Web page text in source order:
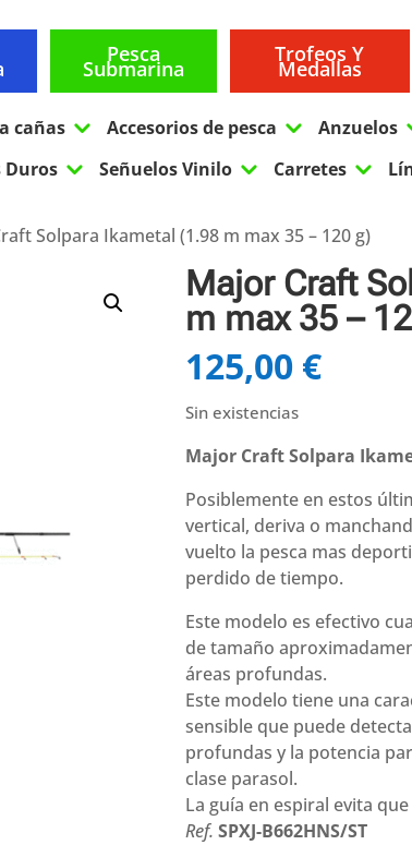
Pesca
Submarina
Trofeos Y
Medallas
cañas 3 Accesorios de pesca 3 Anzuelos
Duros 3 Señuelos Vinilo 3 Carretes 3
Solpara Ikametal (1.98 m max 35 – 120 g)
Major Craft
m max 35 –
125,00 €
Sin existencias
Major Craft Solpara
Posiblemente en estos
vertical, deriva o
vuelto la pesca mas
perdido de tiempo.
Este modelo es efectivo
de tamaño
áreas profundas.
Este modelo tiene una
sensible que puede
profundas y la potencia
clase parasol.
La guía en espiral evita
Ref. SPXJ-B662HNS/ST